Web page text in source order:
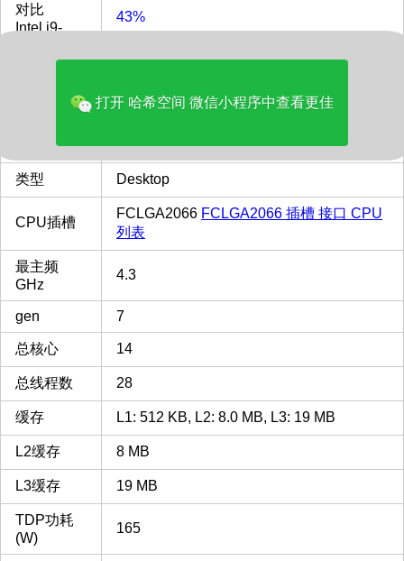
对比
Intel i9-
43%
Intel
多核评分 26340
类型 Desktop
CPU插槽
FCLGA2066 FCLGA2066 插槽 接口 CPU
列表
最主频
GHz
4.3
gen 7
总核心 14
总线程数 28
缓存 L1: 512 KB, L2: 8.0 MB, L3: 19 MB
L2缓存 8 MB
L3缓存 19 MB
TDP功耗
(W)
165
打开 哈希空间 微信小程序中查看更佳